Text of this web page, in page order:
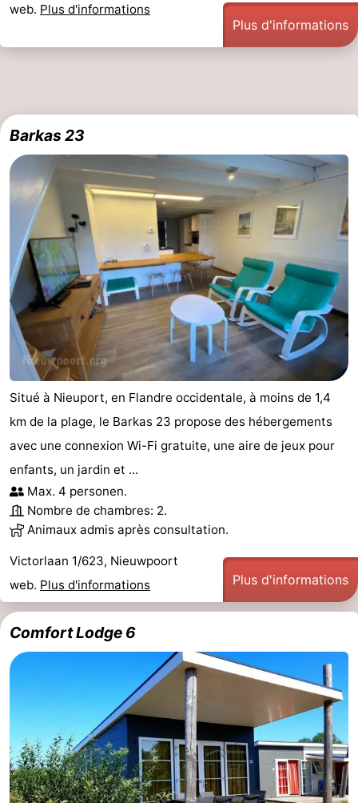
web. Plus d'informations
Plus d'informations
Barkas 23
Situé à Nieuport, en Flandre occidentale, à moins de 1,4
km de la plage, le Barkas 23 propose des hébergements
avec une connexion Wi-Fi gratuite, une aire de jeux pour
enfants, un jardin et ...
Max. 4 personen.
Nombre de chambres: 2.
Animaux admis après consultation.
Victorlaan 1/623, Nieuwpoort
web. Plus d'informations Plus d'informations
Comfort Lodge 6